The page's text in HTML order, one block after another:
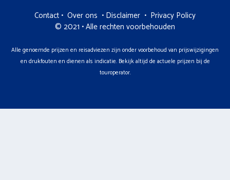
Contact • Over ons • Disclaimer • Privacy Policy
© 2021 • Alle rechten voorbehouden
Alle genoemde prijzen en reisadviezen zijn onder voorbehoud van prijswijzigingen
en drukfouten en dienen als indicatie. Bekijk altijd de actuele prijzen bij de
touroperator.